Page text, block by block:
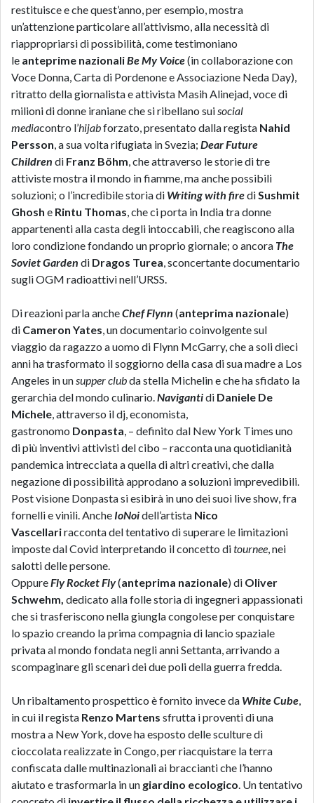
restituisce e che quest’anno, per esempio, mostra
un’attenzione particolare all’attivismo, alla necessità di
riappropriarsi di possibilità, come testimoniano
le anteprime nazionaliBe My Voice(in collaborazione con
Voce Donna, Carta di Pordenone e Associazione Neda Day),
ritratto della giornalista e attivista Masih Alinejad, voce di
milioni di donne iraniane che si ribellano suisocial
mediacontro l’hijabforzato, presentato dalla regista Nahid
Persson, a sua volta rifugiata in Svezia; Dear Future
Children di Franz Böhm, che attraverso le storie di tre
attiviste mostra il mondo in fiamme, ma anche possibili
soluzioni; o l’incredibile storia di Writing with firediSushmit
Ghosh e Rintu Thomas, che ci porta in India tra donne
appartenenti alla casta degli intoccabili, che reagiscono alla
loro condizione fondando un proprio giornale; o ancora The
Soviet Garden di Dragos Turea, sconcertante documentario
sugli OGM radioattivi nell’URSS.
Di reazioni parla ancheChef Flynn (anteprima nazionale)
di Cameron Yates, un documentario coinvolgente sul
viaggio da ragazzo a uomo di Flynn McGarry, che a soli dieci
anni ha trasformato il soggiorno della casa di sua madre a Los
Angeles in unsupper clubda stella Michelin e che ha sfidato la
gerarchia del mondo culinario.Navigantidi Daniele De
Michele, attraverso il dj, economista,
gastronomo Donpasta, – definito dal New York Times uno
di più inventivi attivisti del cibo – racconta una quotidianità
pandemica intrecciata a quella di altri creativi, che dalla
negazione di possibilità approdano a soluzioni imprevedibili.
Post visione Donpasta si esibirà in uno dei suoi live show, fra
fornelli e vinili. Anche IoNoidell’artista Nico
Vascellariracconta del tentativo di superare le limitazioni
imposte dal Covid interpretando il concetto ditournee, nei
salotti delle persone.
OppureFly Rocket Fly(anteprima nazionale) di Oliver
Schwehm, dedicato alla folle storia di ingegneri appassionati
che si trasferiscono nella giungla congolese per conquistare
lo spazio creando la prima compagnia di lancio spaziale
privata al mondo fondata negli anni Settanta, arrivando a
scompaginare gli scenari dei due poli della guerra fredda.
Un ribaltamento prospettico è fornito invece da White Cube,
in cui il regista Renzo Martens sfrutta i proventi di una
mostra a New York, dove ha esposto delle sculture di
cioccolata realizzate in Congo, per riacquistare la terra
confiscata dalle multinazionali ai braccianti che l’hanno
aiutato e trasformarla in un giardino ecologico. Un tentativo